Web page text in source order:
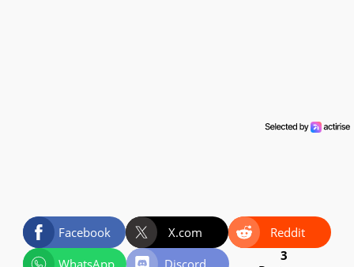
Facebook X.com
Reddit
WhatsApp
Discord
3